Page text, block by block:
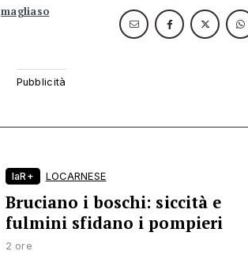
magliaso
laR+ LOCARNESE
Bruciano i boschi: siccità e
fulmini sfidano i pompieri
2 ore